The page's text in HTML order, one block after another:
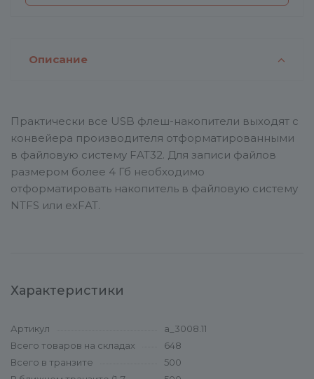
Описание
Практически все USB флеш-накопители выходят с
конвейера производителя отформатированными
в файловую систему FAT32. Для записи файлов
размером более 4 Гб необходимо
отформатировать накопитель в файловую систему
NTFS или exFAT.
Характеристики
Артикул
a_3008.11
Всего товаров на складах
648
Всего в транзите
500